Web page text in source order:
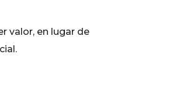
valor, en lugar de